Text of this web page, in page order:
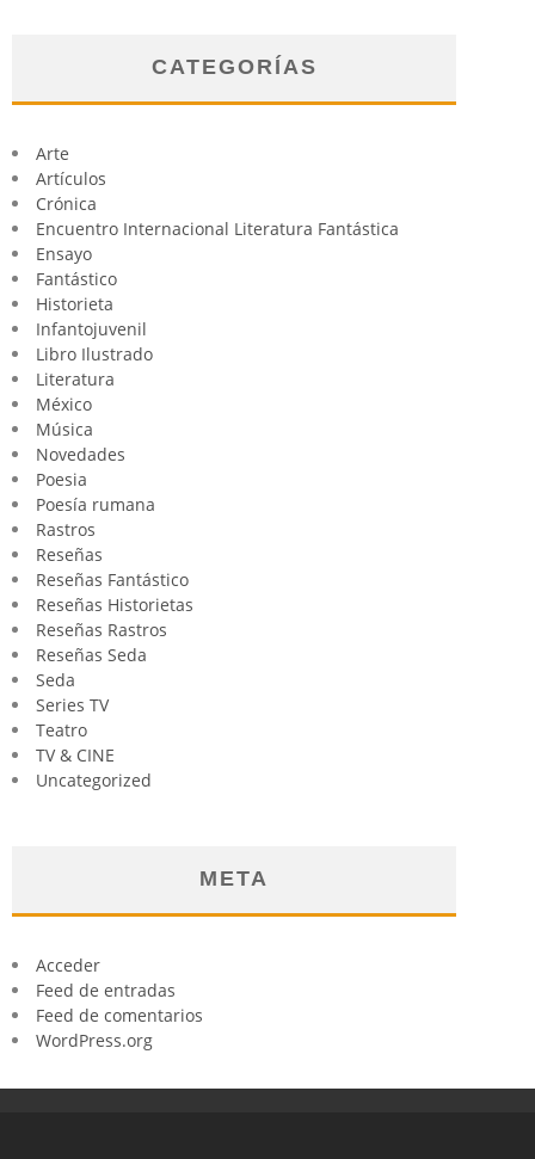
CATEGORÍAS
Arte
Artículos
Crónica
Encuentro Internacional Literatura Fantástica
Ensayo
Fantástico
Historieta
Infantojuvenil
Libro Ilustrado
Literatura
México
Música
Novedades
Poesia
Poesía rumana
Rastros
Reseñas
Reseñas Fantástico
Reseñas Historietas
Reseñas Rastros
Reseñas Seda
Seda
Series TV
Teatro
TV & CINE
Uncategorized
META
Acceder
Feed de entradas
Feed de comentarios
WordPress.org